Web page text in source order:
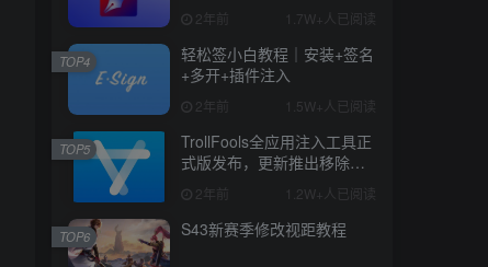
2年前 1.7W+人已阅读
轻松签小白教程｜安装+签名
+多开+插件注入
2年前 1.5W+人已阅读
TOP4
TrollFools全应用注入工具正
式版发布，更新推出移除
2年前 1.2W+人已阅读
TOP5
S43新赛季修改视距教程
TOP6